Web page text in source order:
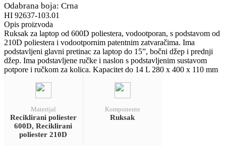
Odabrana boja: Crna
HI 92637-103.01
Opis proizvoda
Ruksak za laptop od 600D poliestera, vodootporan, s podstavom od
210D poliestera i vodootpornim patentnim zatvaračima. Ima
podstavljeni glavni pretinac za laptop do 15”, bočni džep i prednji
džep. Ima podstavljene ručke i naslon s podstavljenim sustavom
potpore i ručkom za kolica. Kapacitet do 14 L 280 x 400 x 110 mm
Materijal
Reciklirani poliester
600D, Reciklirani
poliester 210D
Komponente
Ruksak